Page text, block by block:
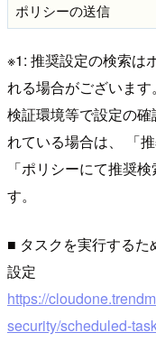
ポリシーの送信
※1: 推奨設定の検索は
れる場合がございます。
検証環境等で設定の
れている場合は、 「
「ポリシーにて推奨
す。
■ タスクを実行する
設定
https://
security/scheduled-